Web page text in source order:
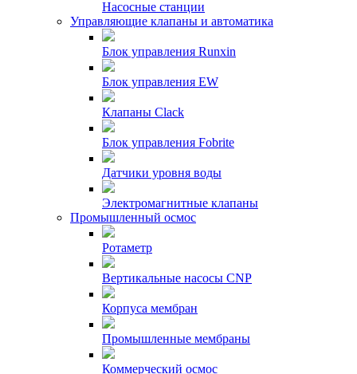
Насосные станции
Управляющие клапаны и автоматика
Блок управления Runxin
Блок управления EW
Клапаны Clack
Блок управления Fobrite
Датчики уровня воды
Электромагнитные клапаны
Промышленный осмос
Ротаметр
Вертикальные насосы CNP
Корпуса мембран
Промышленные мембраны
Коммерческий осмос